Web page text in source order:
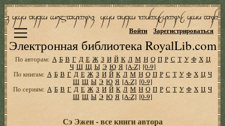
Электронная библиотека RoyalLib.com
Войти Зарегистрироваться
По авторам: А Б В Г Д Е Ж З И Й К Л М Н О П Р С Т У Ф Х Ц
Ч Ш Щ Ы Э Ю Я [A-Z] [0-9]
По книгам: А Б В Г Д Е Ж З И Й К Л М Н О П Р С Т У Ф Х Ц Ч
Ш Щ Ы Э Ю Я [A-Z] [0-9]
По сериям: А Б В Г Д Е Ж З И Й К Л М Н О П Р С Т У Ф Х Ц Ч
Ш Щ Ы Э Ю Я [A-Z] [0-9]
Сэ Эжен - все книги автора